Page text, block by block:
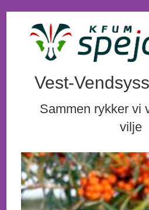
Vest-
Sammen rykker vi
vilje